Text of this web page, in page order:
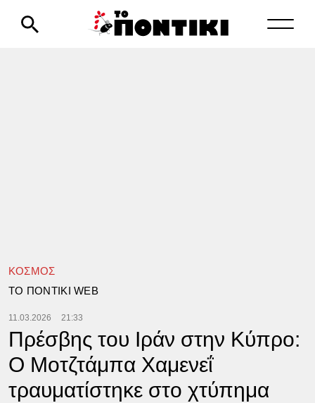
ΚΟΣΜΟΣ
TΟ ΠΟΝΤΙΚΙ WEB
11.03.2026 21:33
Πρέσβης του Ιράν στην Κύπρο:
Ο Μοτζτάμπα Χαμενεΐ
τραυματίστηκε στο χτύπημα